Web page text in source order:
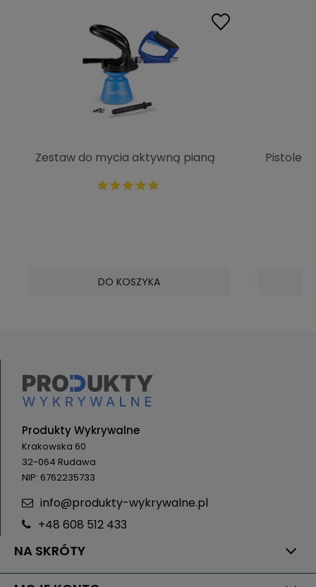
Zestaw do mycia aktywną pianą
DO KOSZYKA
Pistolet
NA SKRÓTY
Produkty Wykrywalne
Krakowska 60
32-064 Rudawa
NIP: 6762235733
info@produkty-wykrywalne.pl
+48 608 512 433